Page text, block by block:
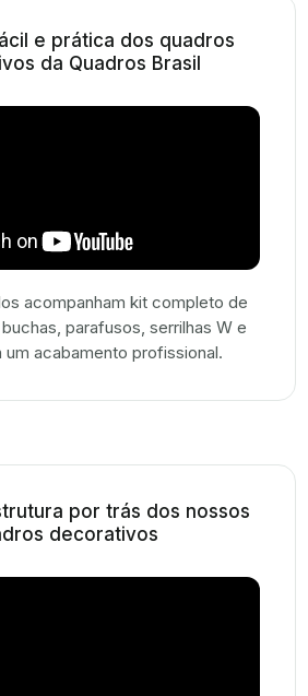
e prática dos quadros
da Quadros Brasil
acompanham kit completo de
parafusos, serrilhas W e
um acabamento profissional.
por trás dos nossos
decorativos